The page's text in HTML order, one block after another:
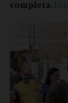
completa: